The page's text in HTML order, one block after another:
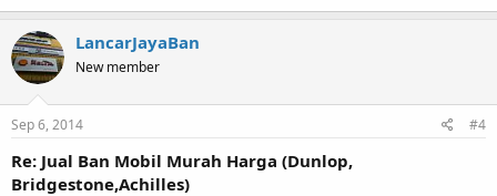
LancarJayaBan
New member
Sep 6, 2014 #4
Re: Jual Ban Mobil Murah Harga (Dunlop,
Bridgestone,Achilles)